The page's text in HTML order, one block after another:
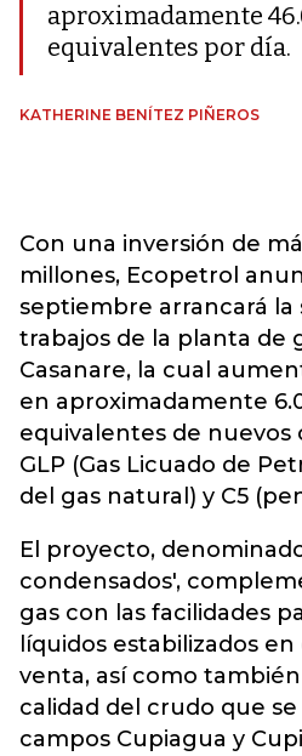
aproximadamente
equivalentes por día.
KATHERINE BENÍTEZ PIÑEROS
Con una inversión de
millones, Ecopetrol
septiembre arrancará la
trabajos de la planta de
Casanare, la cual
en aproximadamente
equivalentes de
GLP (Gas Licuado de
del gas natural) y C5
El proyecto,
condensados',
gas con las facilidades
líquidos estabilizados
venta, así como
calidad del crudo que
campos Cupiagua y